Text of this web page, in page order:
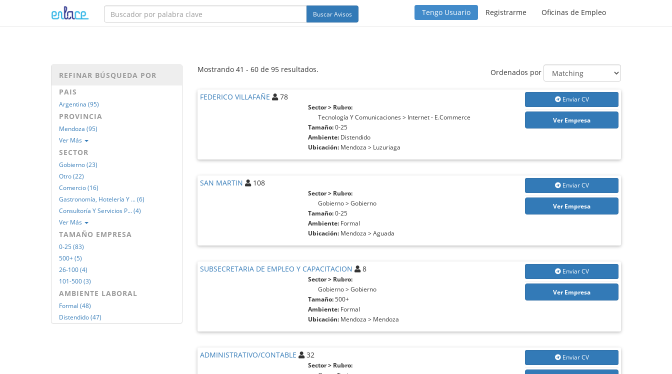
Buscar Avisos Tengo Usuario Registrarme Oficinas de Empleo
REFINAR BÚSQUEDA POR
PAIS
Argentina (95)
PROVINCIA
Mendoza (95)
Ver Más
SECTOR
Gobierno (23)
Otro (22)
Comercio (16)
Gastronomía, Hotelería Y ... (6)
Consultoría Y Servicios P... (4)
Ver Más
TAMAÑO EMPRESA
0-25 (83)
500+ (5)
26-100 (4)
101-500 (3)
AMBIENTE LABORAL
Formal (48)
Distendido (47)
Mostrando 41 - 60 de 95 resultados. Ordenados por
FEDERICO VILLAFAÑE 78
Sector > Rubro:
Tecnología Y Comunicaciones > Internet - E.Commerce
Tamaño:0-25
Ambiente: Distendido
Ubicación: Mendoza > Luzuriaga
Enviar CV
Ver Empresa
SAN MARTIN 108
Sector > Rubro:
Gobierno > Gobierno
Tamaño:0-25
Ambiente: Formal
Ubicación: Mendoza > Aguada
Enviar CV
Ver Empresa
SUBSECRETARIA DE EMPLEO Y CAPACITACION 8
Sector > Rubro:
Gobierno > Gobierno
Tamaño: 500+
Ambiente: Formal
Ubicación: Mendoza > Mendoza
Enviar CV
Ver Empresa
ADMINISTRATIVO/CONTABLE 32
Sector > Rubro:
Enviar CV